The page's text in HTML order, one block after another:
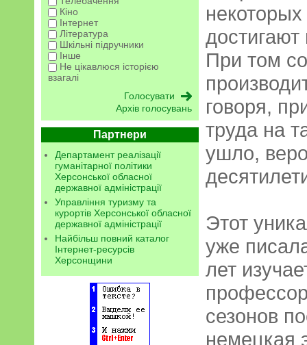
Кіно
Інтернет
Література
Шкільні підручники
Інше
Не цікавлюся історією
взагалі
Архів голосувань
Партнери
Департамент реалізації
гуманітарної політики
Херсонської обласної
державної адміністрації
Управління туризму та
курортів Херсонської обласної
державної адміністрації
Найбільш повний каталог
Інтернет-ресурсів
Херсонщини
При том
говоря,
труда на
ушло,
Этот
уже
лет
сезонов
немецкая